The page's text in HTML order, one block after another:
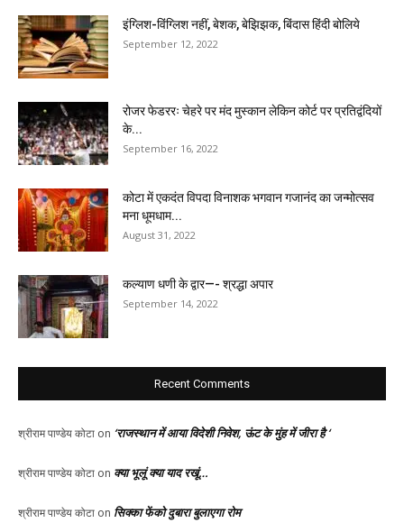
इंग्लिश-विंग्लिश नहीं, बेशक, बेझिझक, बिंदास हिंदी बोलिये
September 12, 2022
रोजर फेडररः चेहरे पर मंद मुस्कान लेकिन कोर्ट पर प्रतिद्वंदियों
के...
September 16, 2022
कोटा में एकदंत विपदा विनाशक भगवान गजानंद का जन्मोत्सव
मना धूमधाम...
August 31, 2022
कल्याण धणी के द्वार—- श्रद्धा अपार
September 14, 2022
Recent Comments
श्रीराम पाण्डेय कोटा on ‘राजस्थान में आया विदेशी निवेश, ऊंट के मुंह में जीरा है ‘
श्रीराम पाण्डेय कोटा on क्या भूलूं क्या याद रखूं…
श्रीराम पाण्डेय कोटा on सिक्का फेंको दुबारा बुलाएगा रोम